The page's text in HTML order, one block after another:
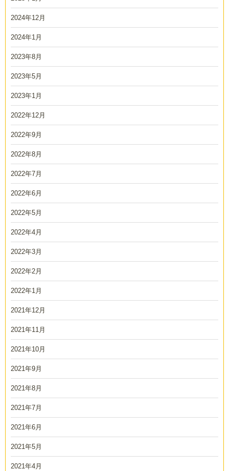
2024年12月
2024年1月
2023年8月
2023年5月
2023年1月
2022年12月
2022年9月
2022年8月
2022年7月
2022年6月
2022年5月
2022年4月
2022年3月
2022年2月
2022年1月
2021年12月
2021年11月
2021年10月
2021年9月
2021年8月
2021年7月
2021年6月
2021年5月
2021年4月